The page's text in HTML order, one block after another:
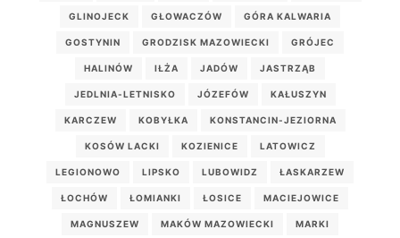
GLINOJECK GŁOWACZÓW GÓRA KALWARIA
GOSTYNIN GRODZISK MAZOWIECKI GRÓJEC
HALINÓW IŁŻA JADÓW JASTRZĄB
JEDLNIA-LETNISKO JÓZEFÓW KAŁUSZYN
KARCZEW KOBYŁKA KONSTANCIN-JEZIORNA
KOSÓW LACKI KOZIENICE LATOWICZ
LEGIONOWO LIPSKO LUBOWIDZ ŁASKARZEW
ŁOCHÓW ŁOMIANKI ŁOSICE MACIEJOWICE
MAGNUSZEW MAKÓW MAZOWIECKI MARKI